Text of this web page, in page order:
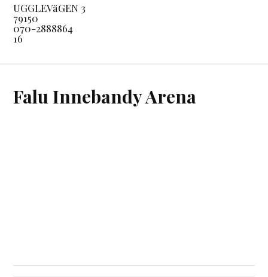
UGGLEVäGEN 3
79150
070-2888864
16
Falu Innebandy Arena